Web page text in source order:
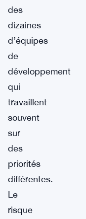
des
dizaines
d’équipes
de
développement
qui
travaillent
souvent
sur
des
priorités
différentes.
Le
risque